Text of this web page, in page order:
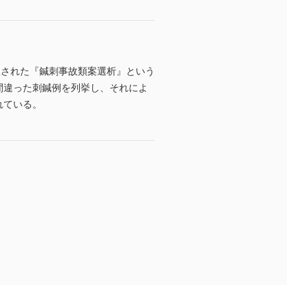
れた『鍼刺事故類案選析』という
った刺鍼例を列挙し、それによ
いる。